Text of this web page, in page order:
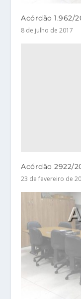
Acórdão 1.962/
8 de julho de 2017
Acórdão 2922/
23 de fevereiro de